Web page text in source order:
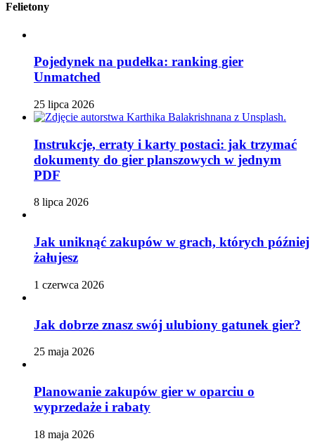
Felietony
Pojedynek na pudełka: ranking gier
Unmatched
25 lipca 2026
Instrukcje, erraty i karty postaci: jak trzymać
dokumenty do gier planszowych w jednym
PDF
8 lipca 2026
Jak uniknąć zakupów w grach, których później
żałujesz
1 czerwca 2026
Jak dobrze znasz swój ulubiony gatunek gier?
25 maja 2026
Planowanie zakupów gier w oparciu o
wyprzedaże i rabaty
18 maja 2026